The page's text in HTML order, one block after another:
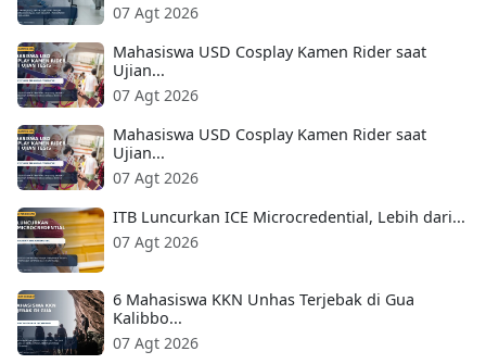
07 Agt 2026
Mahasiswa USD Cosplay Kamen Rider saat
Ujian...
07 Agt 2026
Mahasiswa USD Cosplay Kamen Rider saat
Ujian...
07 Agt 2026
ITB Luncurkan ICE Microcredential, Lebih dari...
07 Agt 2026
6 Mahasiswa KKN Unhas Terjebak di Gua
Kalibbo...
07 Agt 2026